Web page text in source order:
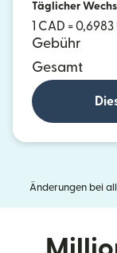
Täglicher
1 CAD = 0,6983
Gebühr
Gesamt
Änderungen bei